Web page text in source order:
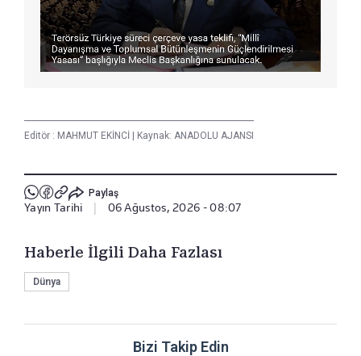
Editör : MAHMUT EKİNCİ | Kaynak: ANADOLU AJANSI
Paylaş
Yayın Tarihi | 06 Ağustos, 2026 - 08:07
Haberle İlgili Daha Fazlası
Dünya
Bizi Takip Edin